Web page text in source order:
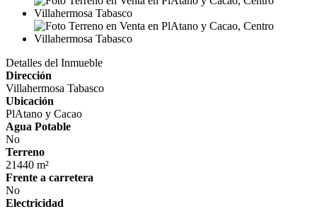
Detalles del Inmueble
Dirección
Villahermosa Tabasco
Ubicación
PlAtano y Cacao
Agua Potable
No
Terreno
21440 m²
Frente a carretera
No
Electricidad